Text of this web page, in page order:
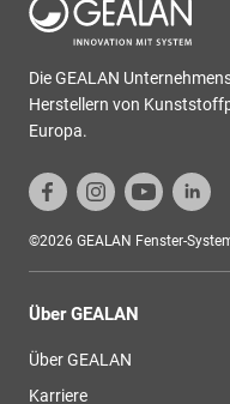
Die GEALAN
Herstellern von
Europa.
©2026 GEALAN Fenster-
Über GEALAN
Über GEALAN
Karriere